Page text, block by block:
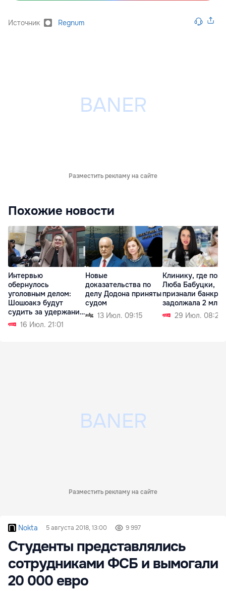
Источник Regnum
Разместить рекламу на сайте
Похожие новости
Интервью
обернулось
уголовным делом:
Шошоакэ будут
судить за удержание
журналистов
16 Июл. 21:01
Новые
доказательства по
делу Додона приняты
судом
13 Июл. 09:15
Клинику, где
Люба Бабуцки,
признали
задолжала 2 млн
29 Июл. 08:21
Разместить рекламу на сайте
Nokta 5 августа 2018, 13:00 9 997
Студенты представлялись
сотрудниками ФСБ и вымогали
20 000 евро